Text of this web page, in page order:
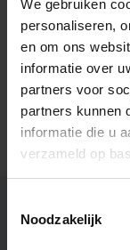
We gebruiken
personaliseren,
en om ons
informatie over
partners voor
partners kunnen
informatie die u
verzameld op
Noodzakelijk
Ook
ons
Marco